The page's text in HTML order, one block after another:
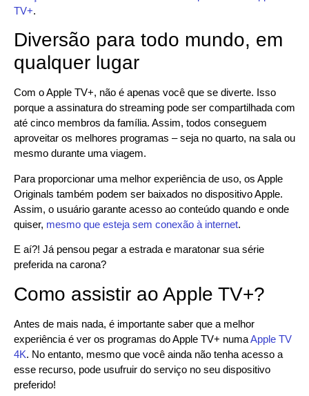
TV+.
Diversão para todo mundo, em
qualquer lugar
Com o Apple TV+, não é apenas você que se diverte. Isso
porque a assinatura do streaming pode ser compartilhada com
até cinco membros da família. Assim, todos conseguem
aproveitar os melhores programas – seja no quarto, na sala ou
mesmo durante uma viagem.
Para proporcionar uma melhor experiência de uso, os Apple
Originals também podem ser baixados no dispositivo Apple.
Assim, o usuário garante acesso ao conteúdo quando e onde
quiser, mesmo que esteja sem conexão à internet.
E aí?! Já pensou pegar a estrada e maratonar sua série
preferida na carona?
Como assistir ao Apple TV+?
Antes de mais nada, é importante saber que a melhor
experiência é ver os programas do Apple TV+ numaApple TV
4K. No entanto, mesmo que você ainda não tenha acesso a
esse recurso, pode usufruir do serviço no seu dispositivo
preferido!